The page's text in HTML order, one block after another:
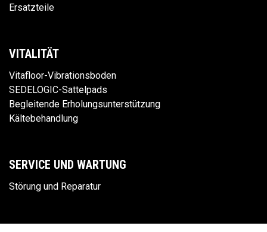
Ersatzteile
VITALITÄT
Vitafloor-Vibrationsboden
SEDELOGIC-Sattelpads
Begleitende Erholungsunterstützung
Kältebehandlung
SERVICE UND WARTUNG
Störung und Reparatur